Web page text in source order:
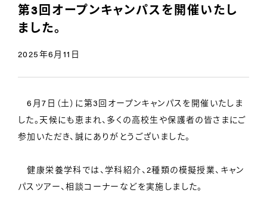
第3回オープンキャンパスを開催いたし
ました。
2025年6月11日
6月7日（土）に第3回オープンキャンパスを開催いたしま
した。天候にも恵まれ、多くの高校生や保護者の皆さまにご
参加いただき、誠にありがとうございました。
健康栄養学科では、学科紹介、2種類の模擬授業、キャン
パスツアー、相談コーナーなどを実施しました。